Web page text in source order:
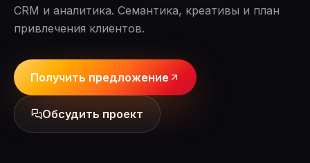
CRM и аналитика. Семантика, креативы и план
привлечения клиентов.
Получить предложение
Обсудить проект